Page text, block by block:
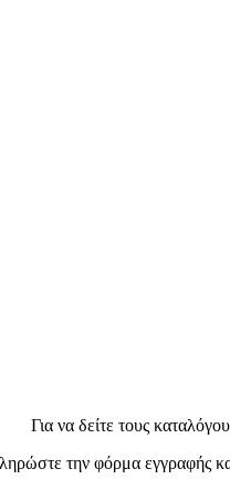
Για να δείτε τους
την φόρμα εγγραφής